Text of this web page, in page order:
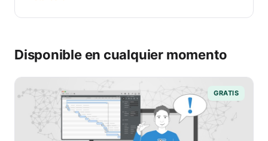
Disponible en cualquier momento
GRATIS